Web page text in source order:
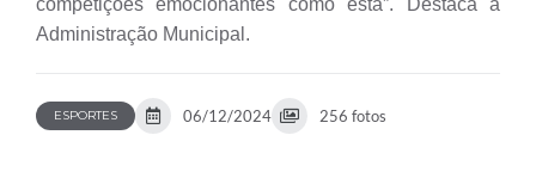
competições emocionantes como esta”. Destaca a
Administração Municipal.
ESPORTES 06/12/2024 256 fotos